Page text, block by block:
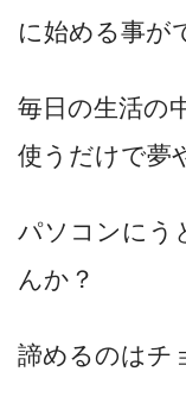
に始める事が
毎日の生活の
使うだけで夢
パソコンにう
んか？
諦めるのはチ